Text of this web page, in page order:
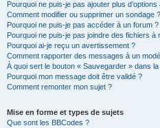
Pourquoi ne puis-je pas ajouter plus
Comment modifier ou supprimer un sondage ?
Pourquoi ne puis-je pas accéder à un forum ?
Pourquoi ne puis-je pas joindre des fichiers à
Pourquoi ai-je reçu un avertissement ?
Comment rapporter des messages à un
À quoi sert le bouton « Sauvegarder » dans
Pourquoi mon message doit être validé ?
Comment remonter mon sujet ?
Mise en forme et types de sujets
Que sont les BBCodes ?